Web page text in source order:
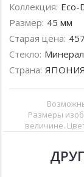
Коллекция: Eco-
Размер: 45 мм
Старая цена:
Стекло:
Страна: ЯПОНИЯ
Размеры
величине.